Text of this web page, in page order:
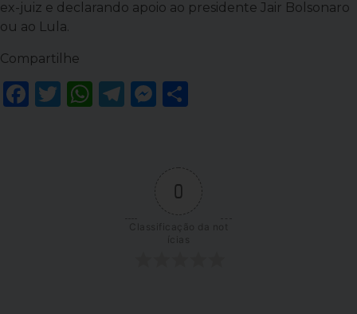
ex-juiz e declarando apoio ao presidente Jair Bolsonaro
ou ao Lula.
Compartilhe
Facebook
Twitter
WhatsApp
Telegram
Messenger
0
Classificação da not